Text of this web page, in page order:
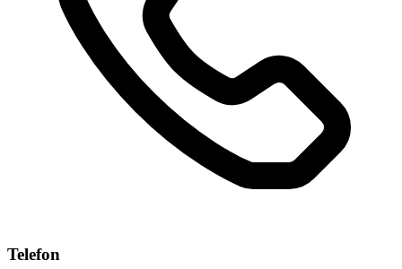
Telefon